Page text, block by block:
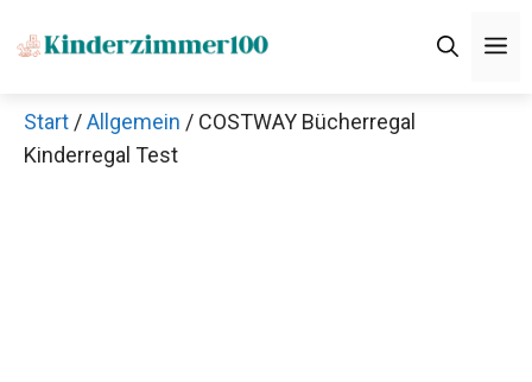
Inhalt
Start /Allgemein / COSTWAY Bücherregal
Kinderregal Test